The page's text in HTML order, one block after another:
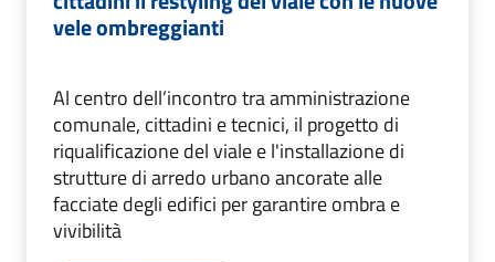
vele ombreggianti
Al centro dell’incontro tra amministrazione
comunale, cittadini e tecnici, il progetto di
riqualificazione del viale e l'installazione di
strutture di arredo urbano ancorate alle
facciate degli edifici per garantire ombra e
vivibilità